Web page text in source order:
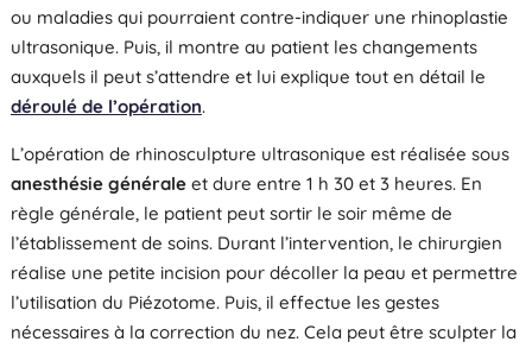
ou maladies qui pourraient contre-indiquer une rhinoplastie
ultrasonique. Puis, il montre au patient les changements
auxquels il peut s’attendre et lui explique tout en détail le
déroulé de l’opération.
L’opération de rhinosculpture ultrasonique est réalisée sous
anesthésie généraleet dure entre 1 h 30 et 3 heures. En
règle générale, le patient peut sortir le soir même de
l’établissement de soins. Durant l’intervention, le chirurgien
réalise une petite incision pour décoller la peau et permettre
l’utilisation du Piézotome. Puis, il effectue les gestes
nécessaires à la correction du nez. Cela peut être sculpter la